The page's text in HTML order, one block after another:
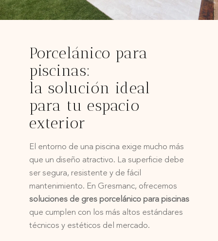
Porcelánico para
piscinas:
la solución ideal
para tu espacio
exterior
El entorno de una piscina exige mucho más
que un diseño atractivo. La superficie debe
ser segura, resistente y de fácil
mantenimiento. En Gresmanc, ofrecemos
soluciones de gres porcelánico para piscinas
que cumplen con los más altos estándares
técnicos y estéticos del mercado.